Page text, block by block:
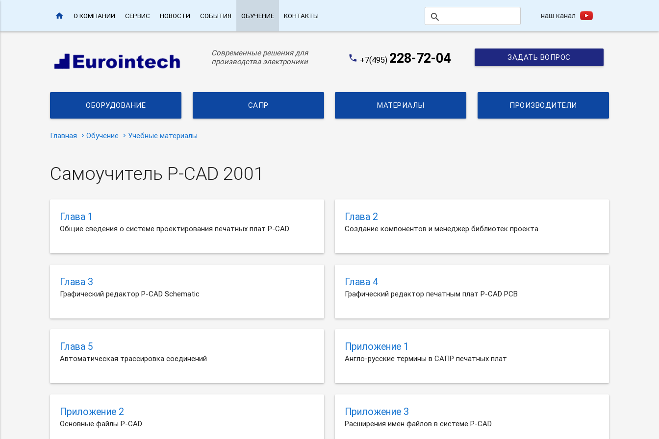
home О КОМПАНИИ СЕРВИС НОВОСТИ СОБЫТИЯ ОБУЧЕНИЕ КОНТАКТЫ search наш канал
Современные решения для
производства электроники
phone +7(495) 228-72-04 ЗАДАТЬ ВОПРОС
ОБОРУДОВАНИЕ САПР МАТЕРИАЛЫ ПРОИЗВОДИТЕЛИ
Главная Обучение Учебные материалы
Самоучитель P-CAD 2001
Глава 1
Общие сведения о системе проектирования печатных плат P-CAD
Глава 2
Создание компонентов и менеджер библиотек проекта
Глава 3
Графический редактор P-CAD Schematic
Глава 4
Графический редактор печатным плат P-CAD РСВ
Глава 5
Автоматическая трассировка соединений
Приложение 1
Англо-русские термины в САПР печатных плат
Приложение 2
Основные файлы P-CAD
Приложение 3
Расширения имен файлов в системе P-CAD